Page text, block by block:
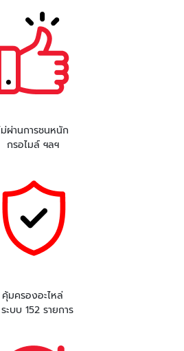
ม่ผ่านการชนหนัก
กรอไมล์ ฯลฯ
คุ้มครองอะไหล่
ะบบ 152 รายการ